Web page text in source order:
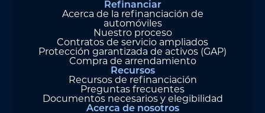
Refinanciar
Acerca de la refinanciación de
automóviles
Nuestro proceso
Contratos de servicio ampliados
Protección garantizada de activos (GAP)
Compra de arrendamiento
Recursos
Recursos de refinanciación
Preguntas frecuentes
Documentos necesarios y elegibilidad
Acerca de nosotros